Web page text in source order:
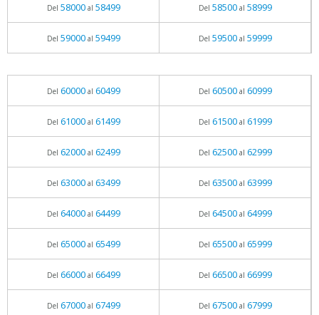
Del 58000al 58499 Del 58500al 58999
Del 59000al 59499 Del 59500al 59999
Del 60000al 60499 Del 60500al 60999
Del 61000al 61499 Del 61500al 61999
Del 62000al 62499 Del 62500al 62999
Del 63000al 63499 Del 63500al 63999
Del 64000al 64499 Del 64500al 64999
Del 65000al 65499 Del 65500al 65999
Del 66000al 66499 Del 66500al 66999
Del 67000al 67499 Del 67500al 67999